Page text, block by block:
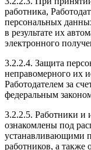
работника,
персональных
в результате их
электронного
3.2.2.4. Защита
неправомерного их
Работодателем за
федеральным
3.2.2.5. Работники и
ознакомлены под
устанавливающими
работников, а также